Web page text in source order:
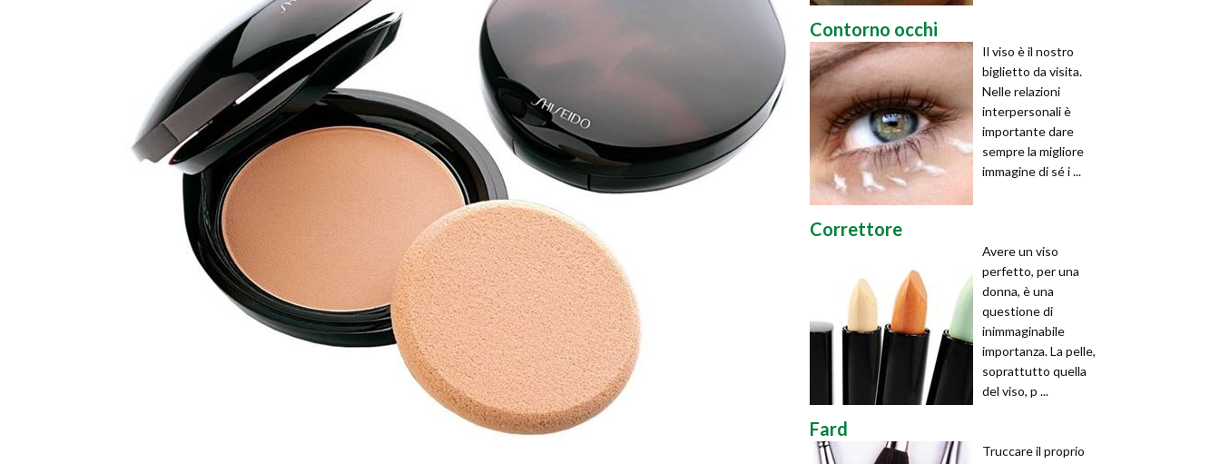
Contorno occhi
Il viso è il nostro
biglietto da visita.
Nelle relazioni
interpersonali è
importante dare
sempre la migliore
immagine di sé i ...
Correttore
Avere un viso
perfetto, per una
donna, è una
questione di
inimmaginabile
importanza. La pelle,
soprattutto quella
del viso, p ...
Fard
Truccare il proprio